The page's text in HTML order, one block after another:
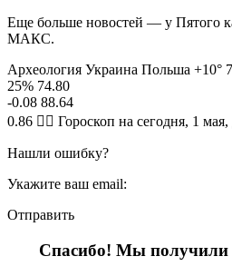
Еще больше новостей — у Пятого
МАКС.
Археология Украина Польша +10°
25% 74.80
-0.08 88.64
0.86 🧙‍♀ Гороскоп на сегодня, 1 мая,
Нашли ошибку?
Укажите ваш email:
Отправить
Спасибо! Мы получили